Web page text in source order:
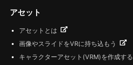
アセット
アセットとは
画像やスライドをVRに持ち込もう
キャラクターアセット(VRM)を作成する